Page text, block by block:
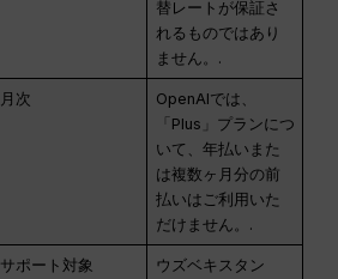
替レートが保証さ
れるものではあり
ません。.
月次
OpenAIでは、
「Plus」プランにつ
いて、年払いまた
は複数ヶ月分の前
払いはご利用いた
だけません。.
サポート対象
ウズベキスタン